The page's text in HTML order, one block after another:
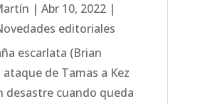
| Abr 10, 2022|
editoriales
escarlata (Brian
de Tamas a Kez
desastre cuando queda